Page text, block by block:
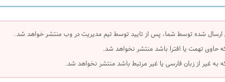
ارسال شده توسط شما، پس از تایید توسط تیم مدیریت در وب منتشر خواهد شد.
حاوی تهمت یا افترا باشد منتشر نخواهد شد.
به غیر از زبان فارسی یا غیر مرتبط باشد منتشر نخواهد شد.